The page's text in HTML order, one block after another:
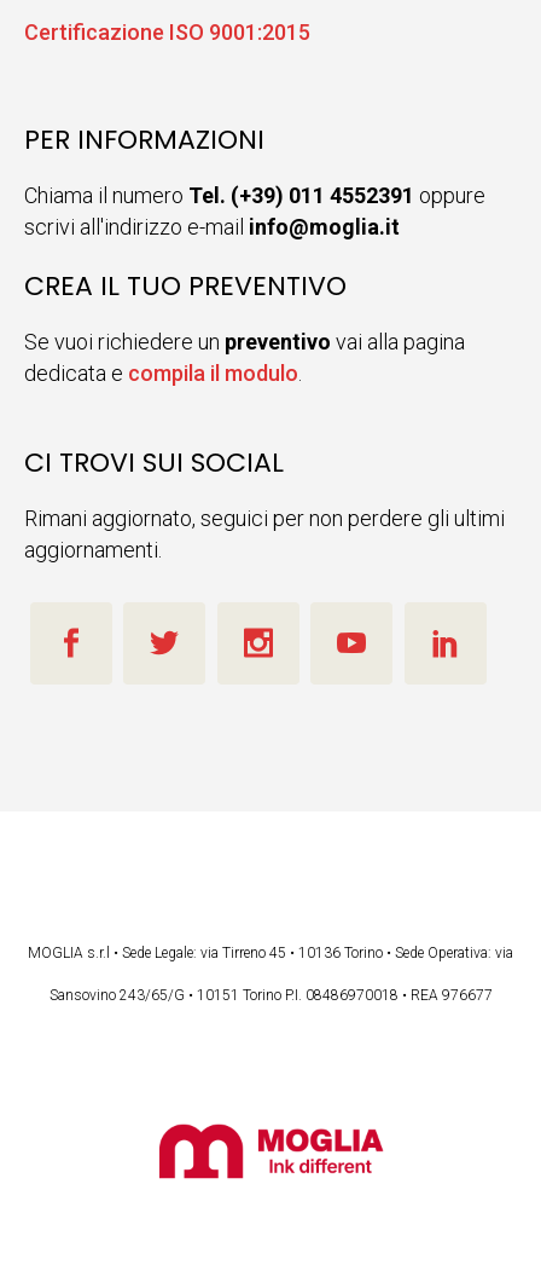
Certificazione ISO 9001:2015
PER INFORMAZIONI
Chiama il numero Tel. (+39) 011 4552391 oppure
scrivi all'indirizzo e-mail info@moglia.it
CREA IL TUO PREVENTIVO
Se vuoi richiedere un preventivo vai alla pagina
dedicata e compila il modulo.
CI TROVI SUI SOCIAL
Rimani aggiornato, seguici per non perdere gli ultimi
aggiornamenti.
MOGLIA s.r.l • Sede Legale: via Tirreno 45 • 10136 Torino • Sede Operativa: via
Sansovino 243/65/G • 10151 Torino P.I. 08486970018 • REA 976677